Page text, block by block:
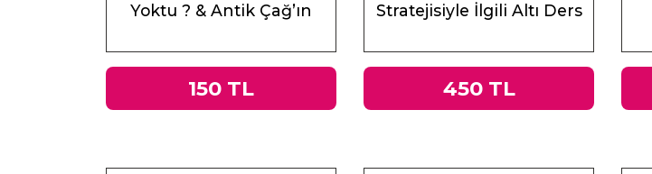
Yoktu ? & Antik Çağ’ın
150 TL
Stratejisiyle İlgili Altı Ders
450 TL